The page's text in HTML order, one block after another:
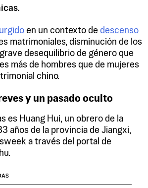
en un contexto de descenso
matrimoniales, disminución de los
desequilibrio de género que
más de hombres que de mujeres
chino.
y un pasado oculto
es Huang Hui, un obrero de la
años de la provincia de Jiangxi,
a través del portal de